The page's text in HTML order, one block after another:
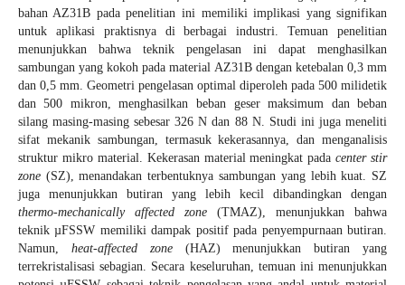
bahan AZ31B pada penelitian ini memiliki implikasi yang signifikan
untuk aplikasi praktisnya di berbagai industri. Temuan penelitian
menunjukkan bahwa teknik pengelasan ini dapat menghasilkan
sambungan yang kokoh pada material AZ31B dengan ketebalan 0,3 mm
dan 0,5 mm. Geometri pengelasan optimal diperoleh pada 500 milidetik
dan 500 mikron, menghasilkan beban geser maksimum dan beban
silang masing-masing sebesar 326 N dan 88 N. Studi ini juga meneliti
sifat mekanik sambungan, termasuk kekerasannya, dan menganalisis
struktur mikro material. Kekerasan material meningkat padacenter stir
zone(SZ), menandakan terbentuknya sambungan yang lebih kuat. SZ
juga menunjukkan butiran yang lebih kecil dibandingkan dengan
thermo-mechanically affected zone (TMAZ), menunjukkan bahwa
teknik µFSSW memiliki dampak positif pada penyempurnaan butiran.
Namun, heat-affected zone(HAZ) menunjukkan butiran yang
terrekristalisasi sebagian. Secara keseluruhan, temuan ini menunjukkan